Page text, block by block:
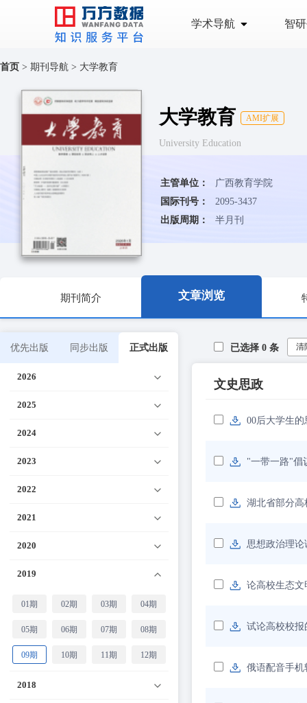
学术导航 智
首页 > 期刊导航 > 大学教育
大学教育 AMI扩展
University Education
主管单位：
广西教育学院
国际刊号：
2095-3437
出版周期：
半月刊
期刊简介 文章浏览
优先出版 同步出版 正式出版
2026
2025
2024
2023
2022
2021
2020
2019
01期 02期 03期 04期
05期 06期 07期 08期
09期 10期 11期 12期
2018
已选择 0 条 清
文史思政
00后大学生
"一带一路"倡
湖北省部分
思想政治理
论高校生态
试论高校校
俄语配音手